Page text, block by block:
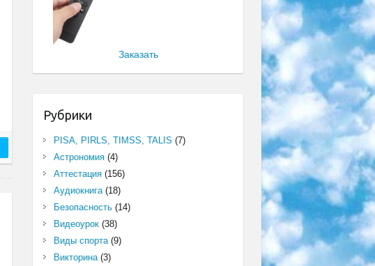
Заказать
Рубрики
PISA, PIRLS, TIMSS, TALIS (7)
Астрономия(4)
Аттестация(156)
Аудиокнига(18)
Безопасность(14)
Видеоурок(38)
Виды спорта(9)
Викторина(3)